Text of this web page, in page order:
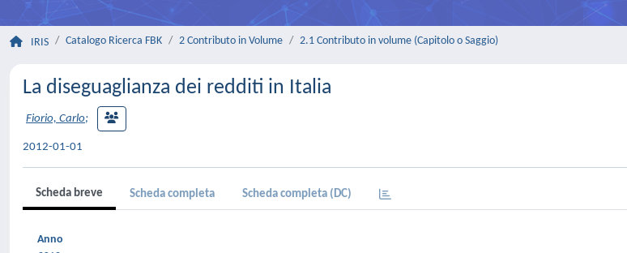
IRIS Catalogo Ricerca FBK 2 Contributo in Volume 2.1 Contributo in volume (Capitolo o Saggio)
La diseguaglianza dei redditi in Italia
Fiorio, Carlo;
2012-01-01
Scheda breve Scheda completa Scheda completa (DC)
Anno